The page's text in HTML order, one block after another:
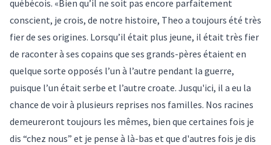
québécois. «Bien qu’il ne soit pas encore parfaitement
conscient, je crois, de notre histoire, Theo a toujours été très
fier de ses origines. Lorsqu’il était plus jeune, il était très fier
de raconter à ses copains que ses grands-pères étaient en
quelque sorte opposés l’un à l’autre pendant la guerre,
puisque l’un était serbe et l’autre croate. Jusqu'ici, il a eu la
chance de voir à plusieurs reprises nos familles. Nos racines
demeureront toujours les mêmes, bien que certaines fois je
dis “chez nous” et je pense à là-bas et que d'autres fois je dis